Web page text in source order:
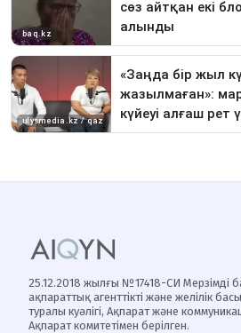
25.12.2018 жылғы №17418-СИ Мерзімді
ақпараттық агенттікті және желілік
туралы куәлігі, Ақпарат және
Ақпарат комитетімен берілген.